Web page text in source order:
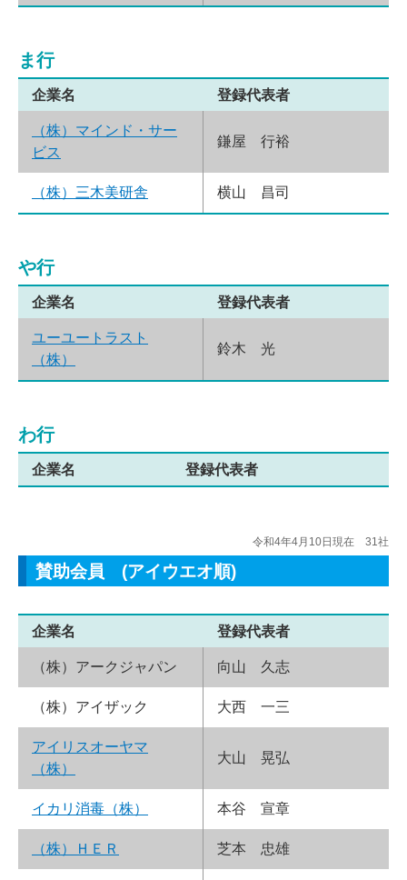
ま行
企業名 登録代表者
（株）マインド・サー
ビス
鎌屋 行裕
（株）三木美研舎 横山 昌司
や行
企業名 登録代表者
ユーユートラスト
（株）
鈴木 光
わ行
企業名 登録代表者
令和4年4月10日現在 31社
賛助会員 (アイウエオ順)
企業名 登録代表者
（株）アークジャパン 向山 久志
（株）アイザック 大西 一三
アイリスオーヤマ
（株）
大山 晃弘
イカリ消毒（株） 本谷 宣章
（株）ＨＥＲ 芝本 忠雄